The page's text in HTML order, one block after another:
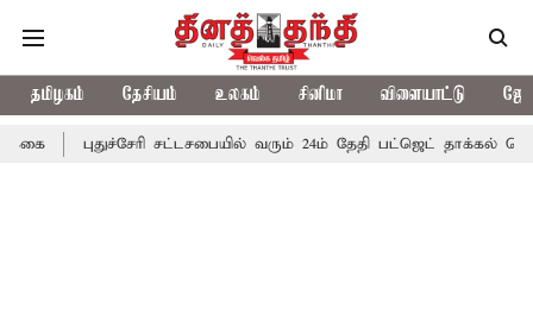
தமிழகம் தேசியம் உலகம் சினிமா விளையாட்டு
சட்டசபையில் வரும் 24ம் தேதி பட்ஜெட் தாக்கல் செய்கிறார்